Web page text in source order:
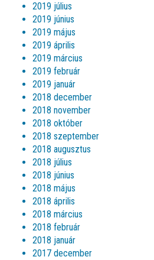
2019 július
2019 június
2019 május
2019 április
2019 március
2019 február
2019 január
2018 december
2018 november
2018 október
2018 szeptember
2018 augusztus
2018 július
2018 június
2018 május
2018 április
2018 március
2018 február
2018 január
2017 december